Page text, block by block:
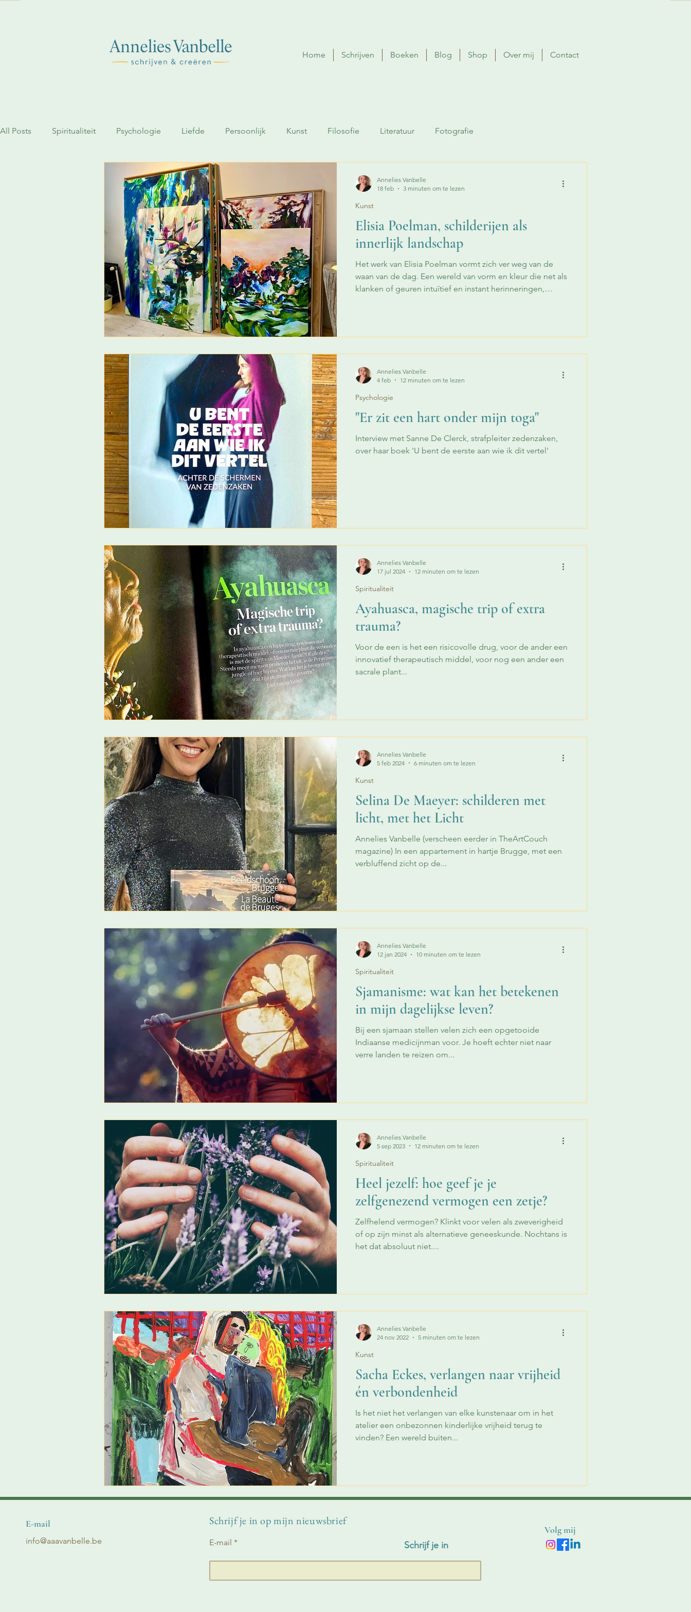
Home Schrijven Boeken Blog Shop Over mij Contact
All Posts Spiritualiteit Psychologie Liefde Persoonlijk Kunst Filosofie Literatuur Fotografie
Elisia Poelman, schilderijen als
innerlijk landschap
Het werk van Elisia Poelman vormt zich ver weg van de
waan van de dag. Een wereld van vorm en kleur die net als
klanken of geuren intuïtief en instant herinneringen,
van nadrukkelijke maatschappijkritiek houdt Poelman zich
Kunst
Annelies Vanbelle
18 feb
3 minuten om te lezen
"Er zit een hart onder mijn toga"
Interview met Sanne De Clerck, strafpleiter zedenzaken,
over haar boek 'U bent de eerste aan wie ik dit vertel'
Psychologie
Annelies Vanbelle
4 feb
12 minuten om te lezen
Ayahuasca, magische trip of extra
trauma?
Voor de een is het een risicovolle drug, voor de ander een
innovatief therapeutisch middel, voor nog een ander een
sacrale plant...
Spiritualiteit
Annelies Vanbelle
17 jul 2024
12 minuten om te lezen
Selina De Maeyer: schilderen met
licht, met het Licht
Annelies Vanbelle (verscheen eerder in TheArtCouch
magazine) In een appartement in hartje Brugge, met een
verbluffend zicht op de...
Kunst
Annelies Vanbelle
5 feb 2024
6 minuten om te lezen
Sjamanisme: wat kan het betekenen
in mijn dagelijkse leven?
Bij een sjamaan stellen velen zich een opgetooide
Indiaanse medicijnman voor. Je hoeft echter niet naar
verre landen te reizen om...
Spiritualiteit
Annelies Vanbelle
12 jan 2024
10 minuten om te lezen
Heel jezelf: hoe geef je je
zelfgenezend vermogen een zetje?
Zelfhelend vermogen? Klinkt voor velen als zweverigheid
of op zijn minst als alternatieve geneeskunde. Nochtans is
het dat absoluut niet....
Spiritualiteit
Annelies Vanbelle
5 sep 2023
12 minuten om te lezen
Sacha Eckes, verlangen naar vrijheid
én verbondenheid
Is het niet het verlangen van elke kunstenaar om in het
atelier een onbezonnen kinderlijke vrijheid terug te
vinden? Een wereld buiten...
Kunst
Annelies Vanbelle
24 nov 2022
5 minuten om te lezen
E-mail
info@aaavanbelle.be
Volg mij
Schrijf je in op mijn nieuwsbrief
E-mail Schrijf je in